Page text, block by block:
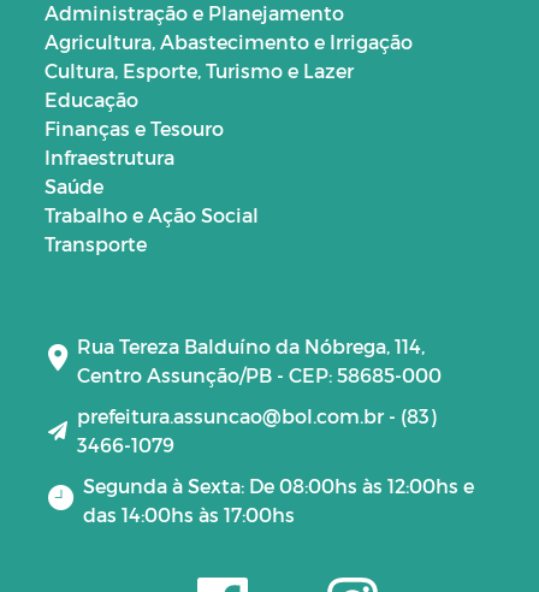
Administração e Planejamento
Agricultura, Abastecimento e Irrigação
Cultura, Esporte, Turismo e Lazer
Educação
Finanças e Tesouro
Infraestrutura
Saúde
Trabalho e Ação Social
Transporte
Rua Tereza Balduíno da Nóbrega, 114,
Centro Assunção/PB - CEP: 58685-000
prefeitura.assuncao@bol.com.br - (83)
3466-1079
Segunda à Sexta: De 08:00hs às 12:00hs e
das 14:00hs às 17:00hs